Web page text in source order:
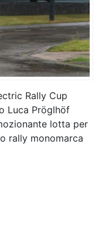
Rally Cup
Luca Pröglhöf
lotta per
rally monomarca